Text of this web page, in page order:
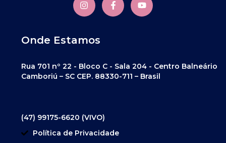
Onde Estamos
Rua 701 nº 22 - Bloco C - Sala 204 - Centro Balneário
Camboriú – SC CEP. 88330-711 – Brasil
(47) 99175-6620 (VIVO)
Política de Privacidade